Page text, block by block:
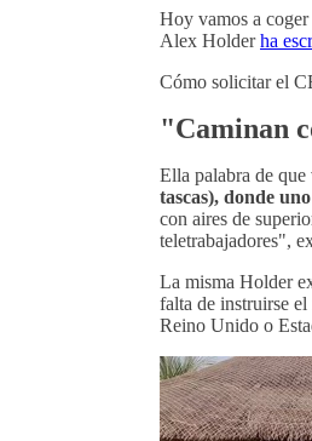
Hoy vamos a
Alex Holderha
Cómo solicitar el
"Caminan
Ella palabra de
tascas), donde
con aires de
teletrabajadores",
La misma Holder
falta de instruirse
Reino Unido o